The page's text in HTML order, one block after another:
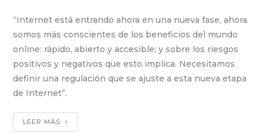
“Internet está entrando ahora en una nueva fase, ahora
somos más conscientes de los beneficios del mundo
online: rápido, abierto y accesible; y sobre los riesgos
positivos y negativos que esto implica. Necesitamos
definir una regulación que se ajuste a esta nueva etapa
de Internet”.
LEER MÁS